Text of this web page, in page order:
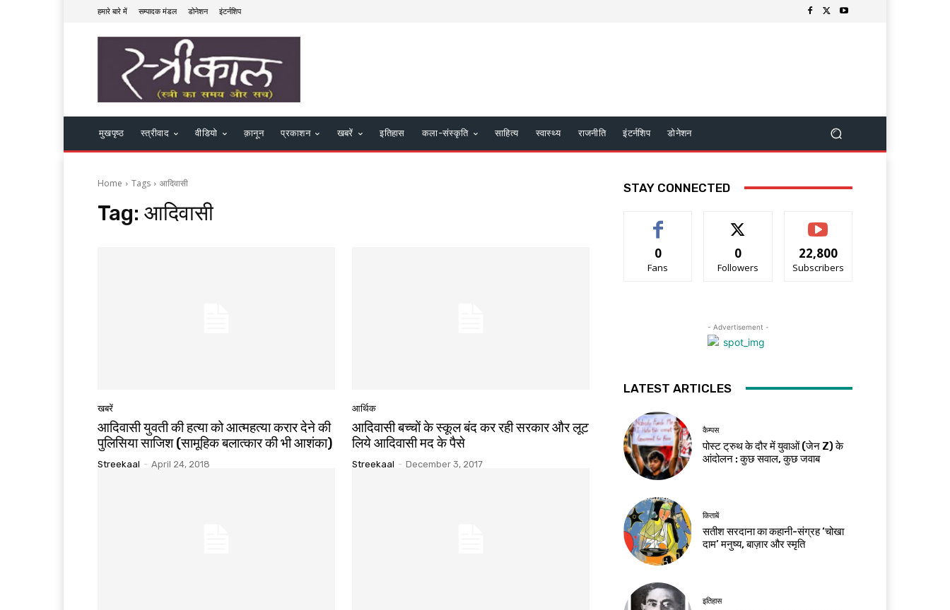
हमारे बारे में सम्पादक मंडल डोनेशन इंटर्नशिप
मुखपृष्ठ स्त्रीवाद वीडियो क़ानून प्रकाशन खबरें इतिहास कला-संस्कृति साहित्य स्वास्थ्य राजनीति इंटर्नशिप डोनेशन
Home Tags आदिवासी
Tag: आदिवासी
खबरें
आदिवासी युवती की हत्या को आत्महत्या करार देने की
पुलिसिया साजिश (सामूहिक बलात्कार की भी आशंका)
Streekaal - April 24, 2018
आर्थिक
आदिवासी बच्चों के स्कूल बंद कर रही सरकार और लूट
लिये आदिवासी मद के पैसे
Streekaal - December 3, 2017
STAY CONNECTED
0
Fans
0
Followers
22,800
Subscribers
- Advertisement -
LATEST ARTICLES
कैम्पस
पोस्ट ट्रुथ के दौर में युवाओं (जेन Z) के
आंदोलन : कुछ सवाल, कुछ जवाब
किताबें
सतीश सरदाना का कहानी-संग्रह ‘चोखा
दाम’ मनुष्य, बाज़ार और स्मृति
इतिहास